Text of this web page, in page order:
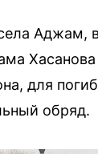
Аджам,
Хасанова
для
обряд.